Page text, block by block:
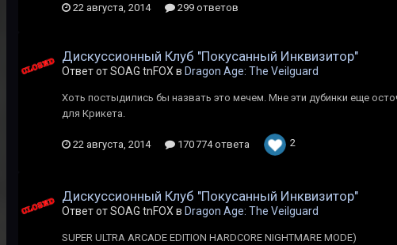
22 августа, 2014 299 ответов
Дискуссионный Клуб "Покусанный Инквизитор"
Ответ от SOAG tnFOX в Dragon Age: The Veilguard
Хоть постыдились бы назвать это мечем. Мне эти дубинки еще
для Крикета.
22 августа, 2014 170 774 ответа 2
Дискуссионный Клуб "Покусанный Инквизитор"
Ответ от SOAG tnFOX в Dragon Age: The Veilguard
SUPER ULTRA ARCADE EDITION HARDCORE NIGHTMARE MODE)